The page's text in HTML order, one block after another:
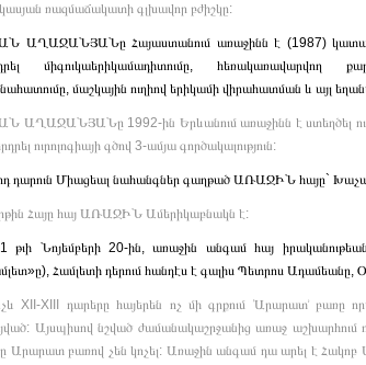
ռազմաճակատի գլխավոր բժիշկը:
ԱՂԱՋԱՆՅԱՆը Հայաստանում առաջինն է (1987)
միգուկաերիկամադիտումը, հեռակառավարվող
մաշկային ուղիով երիկամի վիրահատման և այլ
ԱՂԱՋԱՆՅԱՆը 1992-ին Երևանում առաջինն է ստեղծել
ուրոլոգիայի գծով 3-ամյա գործակալություն:
դարուն Միացեալ նահանգներ գաղթած ԱՌԱՋԻՆ հայը`
Հայը հայ ԱՌԱՋԻՆ Ամերիկաբնակն է:
թւի Նոյեմբերի 20-ին, առաջին անգամ հայ
Համլետի դերում հանդէս է գալիս Պետրոս Ադամեանը,
XII-XIII դարերը հայերեն ոչ մի գրքում ՙԱրարատ՚ բառը
Այսպիսով նշված ժամանակաշրջանից առաջ աշխարհում
Արարատ բառով չեն կոչել: Առաջին անգամ դա արել է Հակոբ